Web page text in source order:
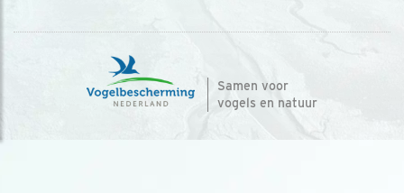
Samen voor
vogels en natuur